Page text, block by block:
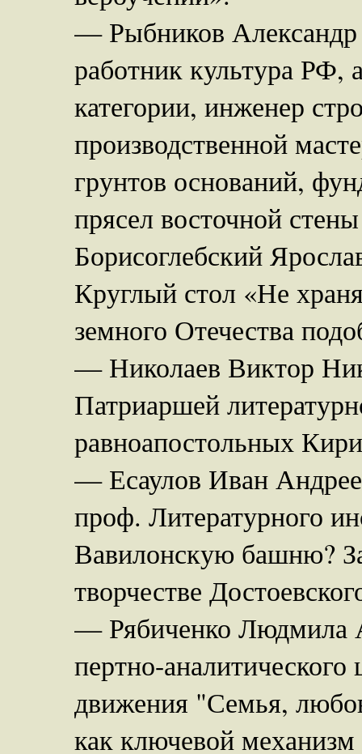
— Рыбников Александр
работник культура РФ,
категории, инженер
производственной
грунтов оснований,
прясел восточной
Борисоглебский
Круглый стол «Не
земного Отечества
— Николаев Виктор
Патриаршей
равноапостольных
— Есаулов Иван
проф. Литературного
Вавилонскую башню?
творчестве
— Рябиченко Людмила
пертно-
движения "Семья,
как ключевой